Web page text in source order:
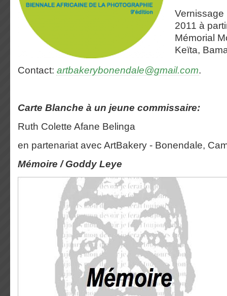
Vernissage
2011 à
Mémorial
Keïta,
Contact: artbakerybonendale@gmail.com.
Carte Blanche à un jeune commissaire:
Ruth Colette Afane Belinga
en partenariat avec ArtBakery - Bonendale,
Mémoire / Goddy Leye